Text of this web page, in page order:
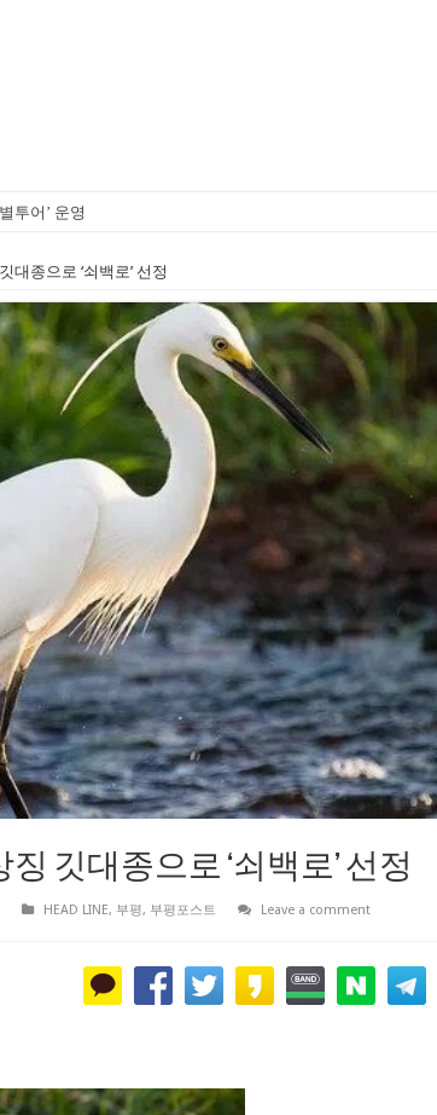
투어’ 운영
찰개혁 논쟁
대종으로 ‘쇠백로’ 선정
깃대종으로 ‘쇠백로’ 선정
HEAD LINE, 부평, 부평포스트
Leave a comment